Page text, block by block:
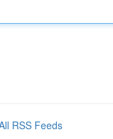
RSS Feeds